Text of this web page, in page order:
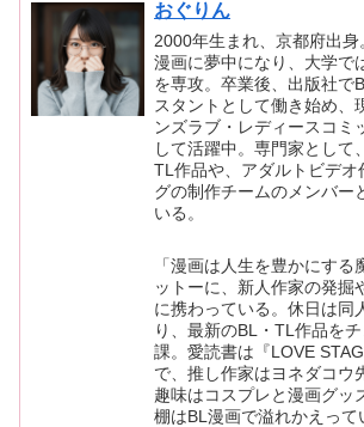
おぐりん
2000年生まれ、京都府出
漫画に夢中になり、大学で
を専攻。卒業後、出版社で
スタントとして働き始め、
ンズラブ・レディースコミ
して活躍中。専門家として
TL作品や、アダルトビデオ
グの制作チームのメンバー
いる。
「漫画は人生を豊かにする
ットーに、新人作家の発掘
に携わっている。休日は同
り、最新のBL・TL作品を
課。愛読書は『LOVE
で、推し作家はヨネダコウ
趣味はコスプレと漫画グッ
棚はBL漫画で溢れかえって